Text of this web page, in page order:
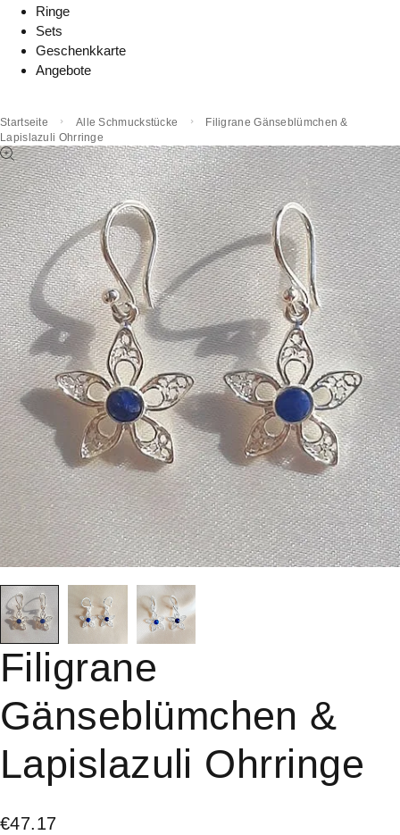
Ringe
Sets
Geschenkkarte
Angebote
Startseite Alle Schmuckstücke
Filigrane Gänseblümchen &
Lapislazuli Ohrringe
Filigrane
Gänseblümchen &
Lapislazuli Ohrringe
€47.17